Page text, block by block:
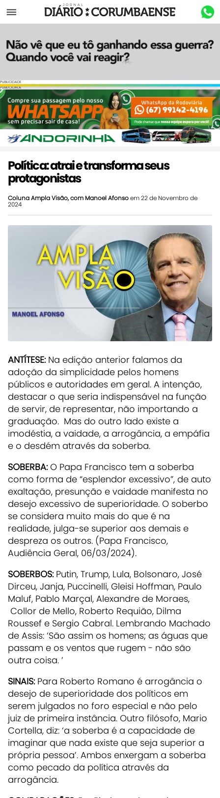
Menu
PUBLICIDADE
PUBLICIDADE
Política: atrai e transforma seus
protagonistas
Coluna Ampla Visão, com Manoel Afonsoem 22 de Novembro de
2024
ANTÍTESE: Na edição anterior falamos da
adoção da simplicidade pelos homens
públicos e autoridades em geral. A intenção,
destacar o que seria indispensável na função
de servir, de representar, não importando a
graduação. Mas do outro lado existe a
imodéstia, a vaidade, a arrogância, a empáfia
e o desdém através da soberba.
SOBERBA:O Papa Francisco tem a soberba
como forma de “esplendor excessivo”, de auto
exaltação, presunção e vaidade manifesta no
desejo excessivo de superioridade. O soberbo
se considera muito mais do que é na
realidade, julga-se superior aos demais e
despreza os outros. (Papa Francisco,
Audiência Geral, 06/03/2024).
SOBERBOS: Putin, Trump, Lula, Bolsonaro, José
Dirceu, Janja, Puccinelli, Gleisi Hoffman, Paulo
Maluf, Pablo Marçal, Alexandre de Moraes,
Collor de Mello, Roberto Requião, Dilma
Roussef e Sergio Cabral. Lembrando Machado
de Assis: ‘São assim os homens; as águas que
passam e os ventos que rugem - não são
outra coisa. ’
SINAIS:Para Roberto Romano é arrogância o
desejo de superioridade dos políticos em
serem julgados no foro especial e não pelo
juiz de primeira instância. Outro filósofo, Mario
Cortella, diz: ‘a soberba é a capacidade de
imaginar que nada existe que seja superior a
própria pessoa’. Ambos enxergam a soberba
como pecado da política através da
arrogância.